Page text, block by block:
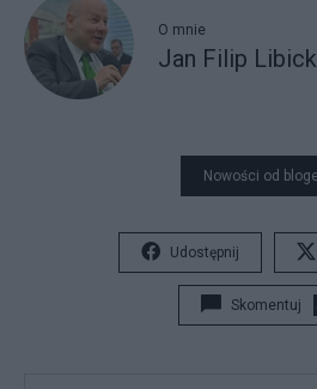
O mnie
Jan Filip
Nowości od
Udostępnij
Skomentuj